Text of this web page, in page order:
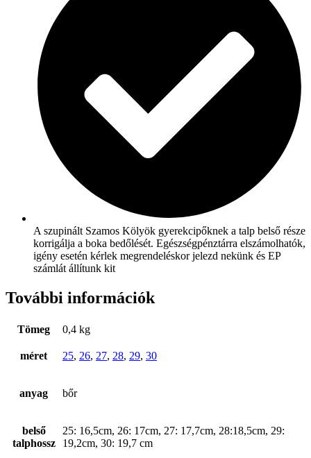
A szupinált Szamos Kölyök gyerekcipőknek a talp belső része
korrigálja a boka bedőlését. Egészségpénztárra elszámolhatók,
igény esetén kérlek megrendeléskor jelezd nekünk és EP
számlát állítunk kit
További információk
Tömeg 0,4 kg
méret 25, 26, 27, 28, 29, 30
anyag bőr
belső
talphossz
25: 16,5cm, 26: 17cm, 27: 17,7cm, 28:18,5cm, 29:
19,2cm, 30: 19,7 cm